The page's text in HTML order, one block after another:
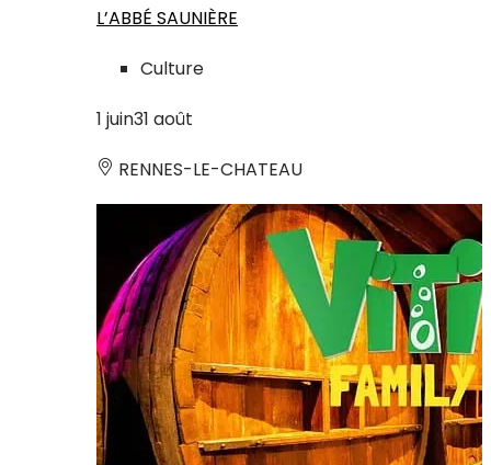
L’ABBÉ SAUNIÈRE
Culture
1 juin31 août
RENNES-LE-CHATEAU